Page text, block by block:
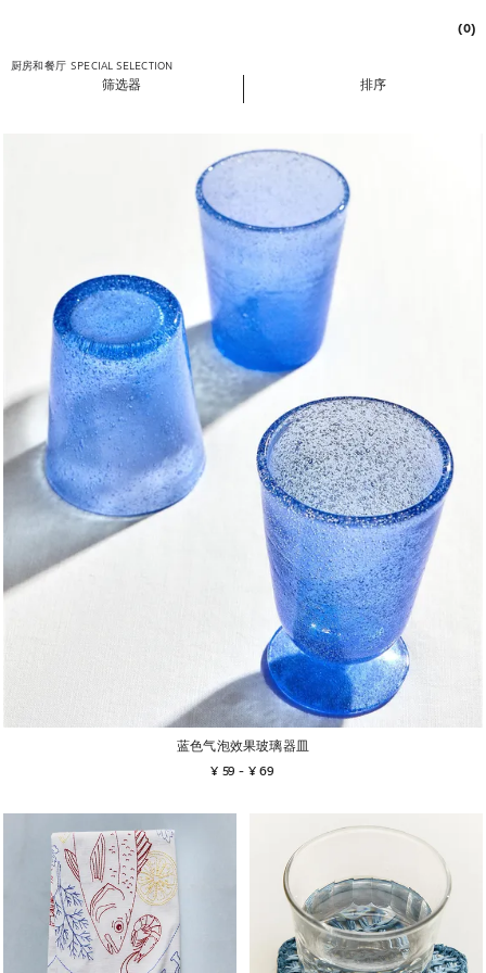
(0)
厨房和餐厅 SPECIAL SELECTION
筛选器 排序
蓝色气泡效果玻璃器皿
¥ 59 - ¥ 69
图片已更改为 1 / 5